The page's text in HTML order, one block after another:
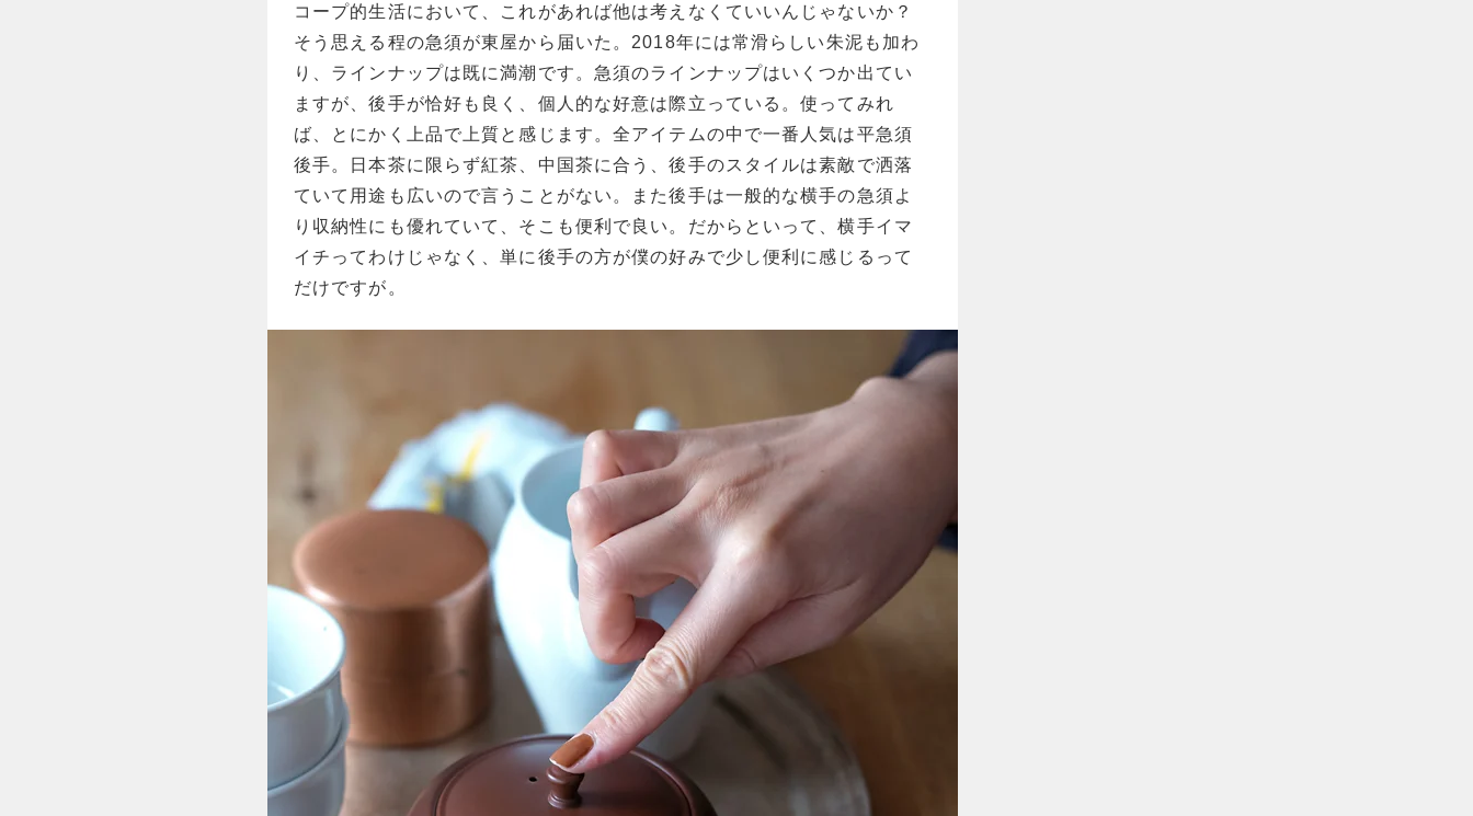
コープ的生活において、これがあれば他は考えなくていいんじゃないか？
そう思える程の急須が東屋から届いた。2018年には常滑らしい朱泥も加わ
り、ラインナップは既に満潮です。急須のラインナップはいくつか出てい
ますが、後手が恰好も良く、個人的な好意は際立っている。使ってみれ
ば、とにかく上品で上質と感じます。全アイテムの中で一番人気は平急須
後手。日本茶に限らず紅茶、中国茶に合う、後手のスタイルは素敵で洒落
ていて用途も広いので言うことがない。また後手は一般的な横手の急須よ
り収納性にも優れていて、そこも便利で良い。だからといって、横手イマ
イチってわけじゃなく、単に後手の方が僕の好みで少し便利に感じるって
だけですが。